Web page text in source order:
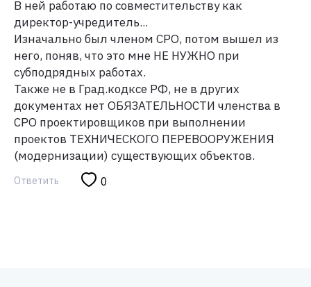
В ней работаю по совместительству как
директор-учредитель...
Изначально был членом СРО, потом вышел из
него, поняв, что это мне НЕ НУЖНО при
субподрядных работах.
Также не в Град.кодксе РФ, не в других
документах нет ОБЯЗАТЕЛЬНОСТИ членства в
СРО проектировщиков при выполнении
проектов ТЕХНИЧЕСКОГО ПЕРЕВООРУЖЕНИЯ
(модернизации) существующих объектов.
Ответить 0